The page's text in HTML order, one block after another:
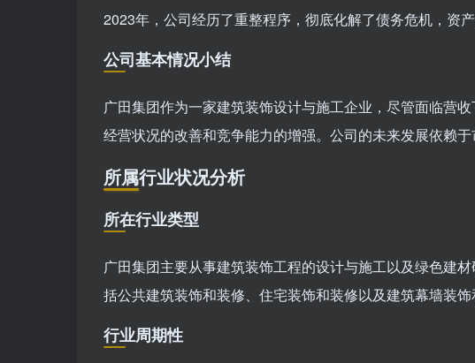
2023年，公司经历了重整程序，彻底化解了债务危机，资
公司基本情况小结
广田集团作为一家建筑装饰设计与施工企业，尽管面临营
经营状况的改善和竞争能力的增强。公司的未来发展依赖
所属行业状况分析
所在行业类型
广田集团主要从事建筑装饰工程的设计与施工以及绿色建
括公共建筑装饰和装修、住宅装饰和装修以及建筑幕墙装饰
行业周期性